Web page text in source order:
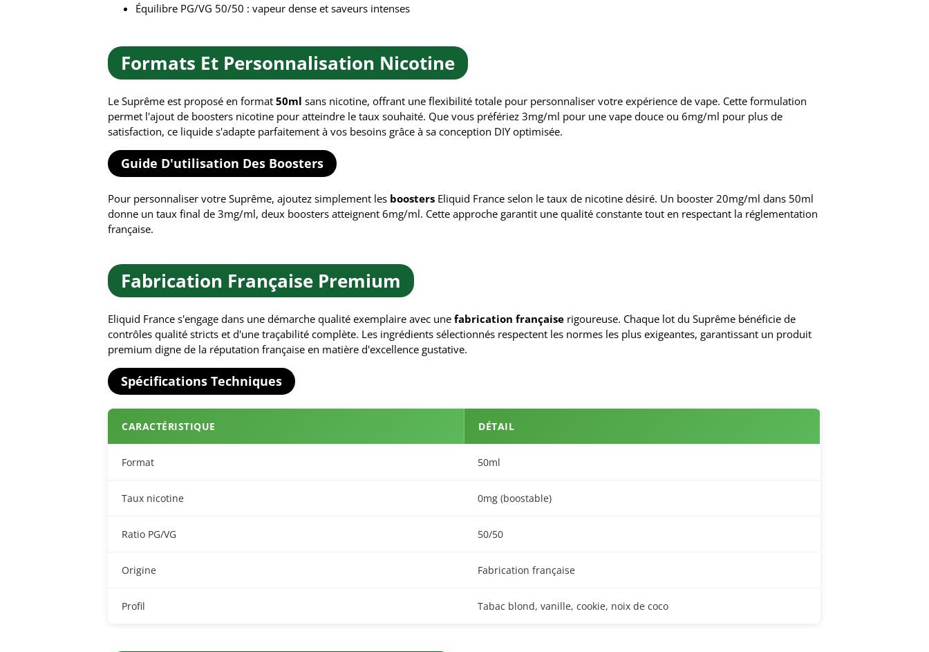
Équilibre PG/VG 50/50 : vapeur dense et saveurs intenses
Formats Et Personnalisation Nicotine
Le Suprême est proposé en format50ml sans nicotine, offrant une flexibilité totale pour personnaliser votre expérience de vape. Cette formulation
permet l'ajout de boosters nicotine pour atteindre le taux souhaité. Que vous préfériez 3mg/ml pour une vape douce ou 6mg/ml pour plus de
satisfaction, ce liquide s'adapte parfaitement à vos besoins grâce à sa conception DIY optimisée.
Guide D'utilisation Des Boosters
Pour personnaliser votre Suprême, ajoutez simplement les boosters Eliquid France selon le taux de nicotine désiré. Un booster 20mg/ml dans 50ml
donne un taux final de 3mg/ml, deux boosters atteignent 6mg/ml. Cette approche garantit une qualité constante tout en respectant la réglementation
française.
Fabrication Française Premium
Eliquid France s'engage dans une démarche qualité exemplaire avec unefabrication française rigoureuse. Chaque lot du Suprême bénéficie de
contrôles qualité stricts et d'une traçabilité complète. Les ingrédients sélectionnés respectent les normes les plus exigeantes, garantissant un produit
premium digne de la réputation française en matière d'excellence gustative.
Spécifications Techniques
CARACTÉRISTIQUE DÉTAIL
Format 50ml
Taux nicotine 0mg (boostable)
Ratio PG/VG 50/50
Origine Fabrication française
Profil Tabac blond, vanille, cookie, noix de coco